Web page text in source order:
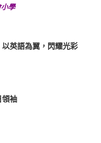
學
英語為翼，閃耀光彩
袖